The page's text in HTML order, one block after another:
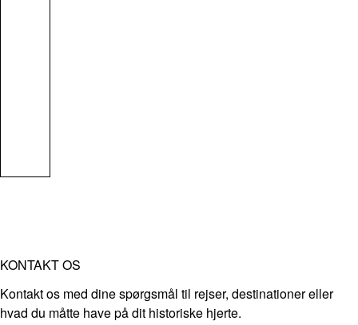
KONTAKT OS
Kontakt os med dine spørgsmål til rejser, destinationer eller
hvad du måtte have på dit historiske hjerte.